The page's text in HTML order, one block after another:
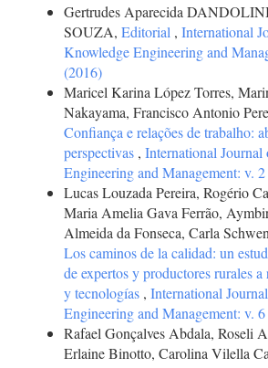
Gertrudes Aparecida
SOUZA, Editorial , International
Knowledge Engineering and
(2016)
Maricel Karina López Torres,
Nakayama, Francisco Antonio
Confiança e relações de trabalho:
perspectivas , International
Engineering and Management: v.
Lucas Louzada Pereira, Rogério
Maria Amelia Gava Ferrão,
Almeida da Fonseca, Carla
Los caminos de la calidad: un
de expertos y productores rurales a
y tecnologías , International
Engineering and Management: v.
Rafael Gonçalves Abdala, Roseli
Erlaine Binotto, Carolina Vilella